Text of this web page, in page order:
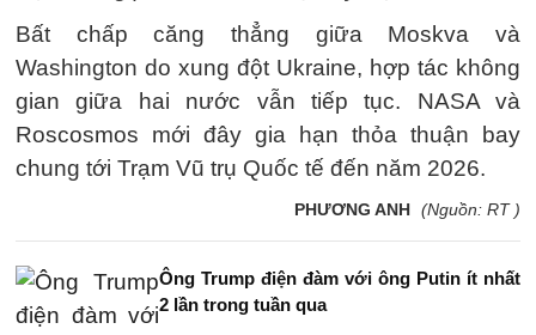
Bất chấp căng thẳng giữa Moskva và
Washington do xung đột Ukraine, hợp tác không
gian giữa hai nước vẫn tiếp tục. NASA và
Roscosmos mới đây gia hạn thỏa thuận bay
chung tới Trạm Vũ trụ Quốc tế đến năm 2026.
PHƯƠNG ANH (Nguồn: RT )
Ông Trump điện đàm với ông Putin ít nhất
2 lần trong tuần qua